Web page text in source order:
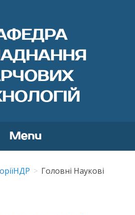
Menu
content
НДР
Головні Наукові